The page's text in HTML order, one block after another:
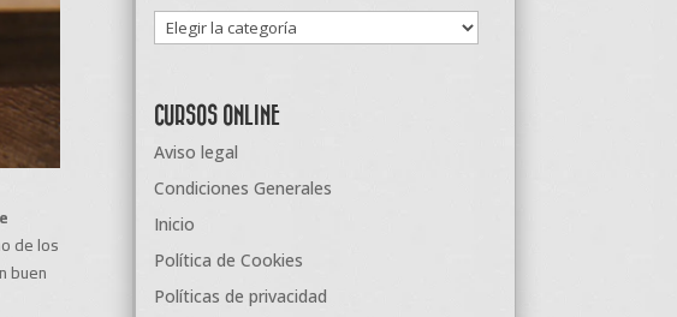
de los
buen
Categorías
CURSOS ONLINE
Aviso legal
Condiciones Generales
Inicio
Política de Cookies
Políticas de privacidad